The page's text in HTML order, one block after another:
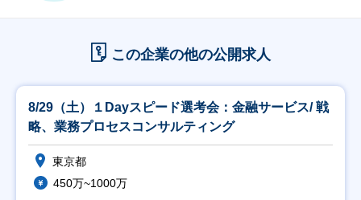
この企業の他の公開求人
8/29（土）１Dayスピード選考会：金融サービス/ 戦
略、業務プロセスコンサルティング
東京都
450万~1000万